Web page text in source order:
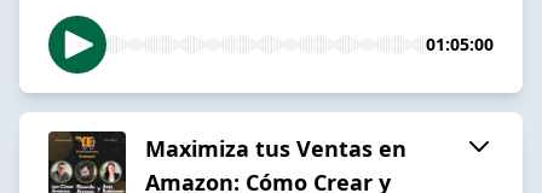
01:05:00
Maximiza tus Ventas en
Amazon: Cómo Crear y